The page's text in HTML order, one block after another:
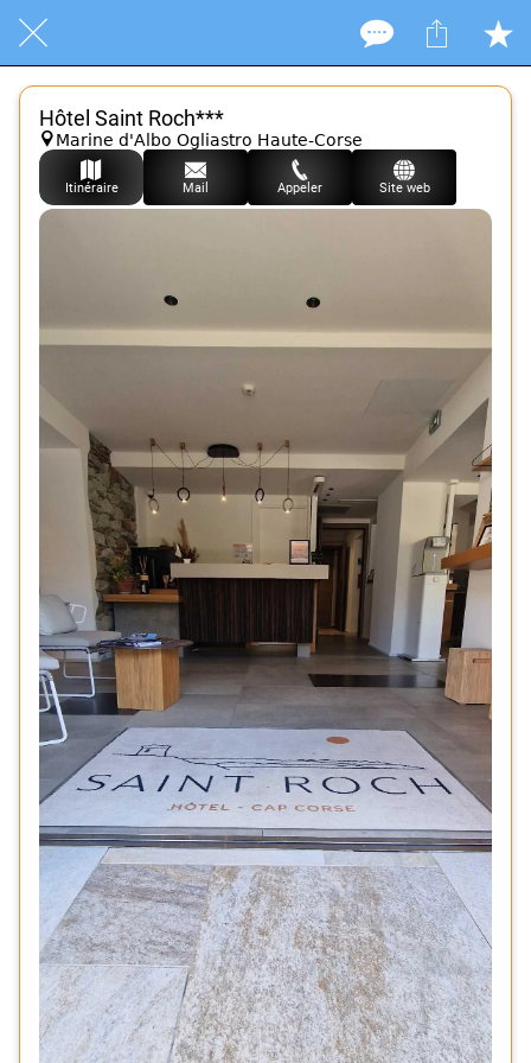
Hôtel Saint Roch***
Marine d'Albo Ogliastro Haute-Corse
Itinéraire Mail Appeler Site web